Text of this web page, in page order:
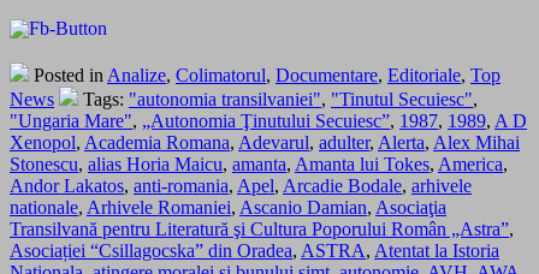
Posted in Analize, Colimatorul, Documentare, Editoriale, Top
News
Tags: "autonomia transilvaniei", "Tinutul Secuiesc",
"Ungaria Mare", „Autonomia Ţinutului Secuiesc”, 1987, 1989, A D
Xenopol, Academia Romana, Adevarul, adulter, Alerta, Alex Mihai
Stonescu, alias Horia Maicu, amanta, Amanta lui Tokes, America,
Andor Lakatos, anti-romania, Apel, Arcadie Bodale, arhivele
nationale, Arhivele Romaniei, Ascanio Damian, Asociaţia
Transilvană pentru Literatură şi Cultura Poporului Român „Astra”,
Asociației “Csillagocska” din Oradea, ASTRA, Atentat la Istoria